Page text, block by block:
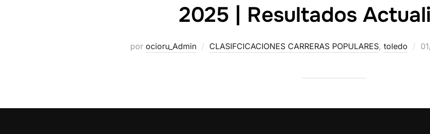
2025 | Resultados
por ocioru_Admin CLASIFCICACIONES CARRERAS POPULARES, toledo